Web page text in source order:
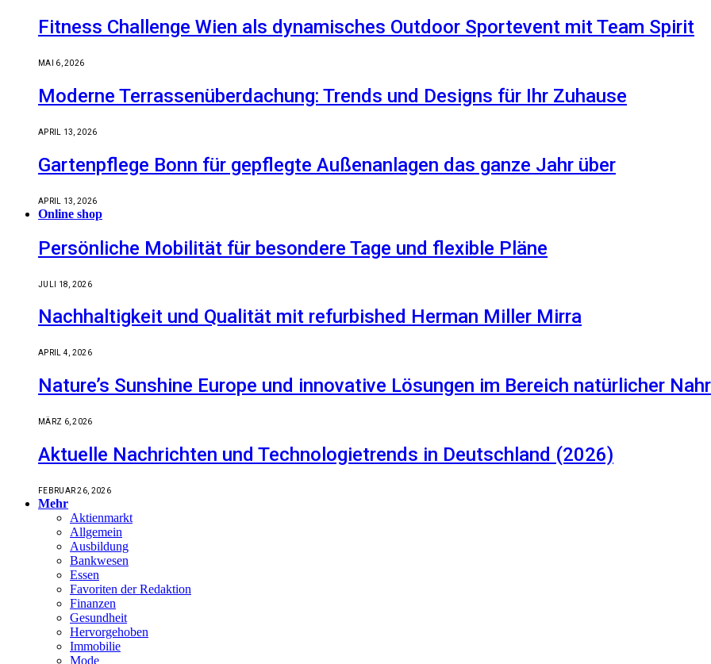
Fitness Challenge Wien als dynamisches Outdoor Sportevent mit Team Spirit
MAI 6, 2026
Moderne Terrassenüberdachung: Trends und Designs für Ihr Zuhause
APRIL 13, 2026
Gartenpflege Bonn für gepflegte Außenanlagen das ganze Jahr über
APRIL 13, 2026
Online shop
Persönliche Mobilität für besondere Tage und flexible Pläne
JULI 18, 2026
Nachhaltigkeit und Qualität mit refurbished Herman Miller Mirra
APRIL 4, 2026
Nature’s Sunshine Europe und innovative Lösungen im Bereich natürlicher
MÄRZ 6, 2026
Aktuelle Nachrichten und Technologietrends in Deutschland (2026)
FEBRUAR 26, 2026
Mehr
Aktienmarkt
Allgemein
Ausbildung
Bankwesen
Essen
Favoriten der Redaktion
Finanzen
Gesundheit
Hervorgehoben
Immobilie
Mode